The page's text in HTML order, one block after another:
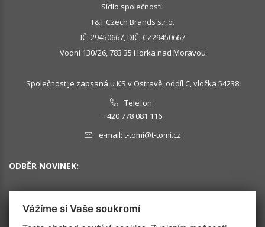
Sídlo společnosti:
T&T Czech Brands s.r.o.
IČ: 29450667, DIČ: CZ29450667
Vodní 130/26, 783 35 Horka nad Moravou
Společnost je zapsaná u KS v Ostravě, oddíl C, vložka 54238
Telefon:
+420 778 081 116
e-mail: t-tomi@t-tomi.cz
ODBĚR NOVINEK:
OK
Vážíme si Vaše soukromí